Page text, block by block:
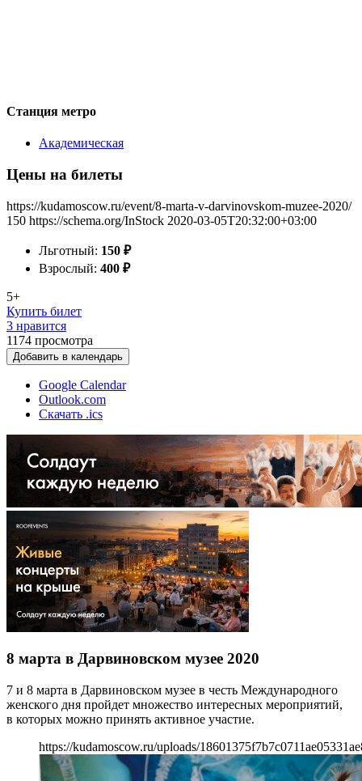
Станция метро
Академическая
Цены на билеты
https://kudamoscow.ru/event/8-marta-v-darvinovskom-muzee-2020/
150 https://schema.org/InStock 2020-03-05T20:32:00+03:00
Льготный: 150 ₽
Взрослый: 400 ₽
5+
Купить билет
3 нравится
1174 просмотра
Добавить в календарь
Google Calendar
Outlook.com
Скачать .ics
8 марта в Дарвиновском музее 2020
7 и 8 марта в Дарвиновском музее в честь Международного
женского дня пройдет множество интересных мероприятий,
в которых можно принять активное участие.
https://kudamoscow.ru/uploads/